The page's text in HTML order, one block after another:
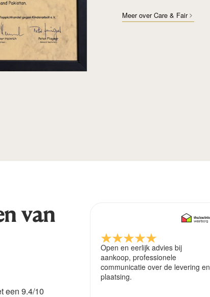
Meer over Care & Fair
van
een 9.4/10
Open en eerlijk advies bij
aankoop, professionele
communicatie over de levering en
plaatsing.